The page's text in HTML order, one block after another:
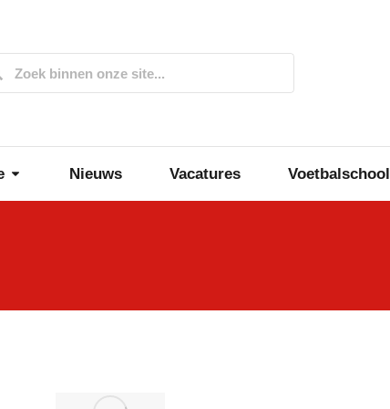
Nieuws Vacatures Voetbalschool